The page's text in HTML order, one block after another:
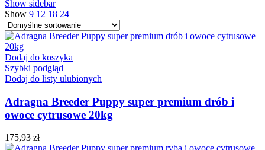
Show sidebar
Show 9 12 18 24
Dodaj do koszyka
Szybki podgląd
Dodaj do listy ulubionych
Adragna Breeder Puppy super premium drób i
owoce cytrusowe 20kg
175,93 zł